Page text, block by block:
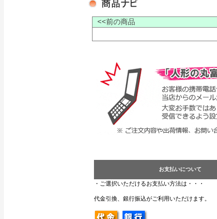
<<前の商品
お支払いについて
・ご選択いただけるお支払い方法は・・・
代金引換、銀行振込がご利用いただけます。